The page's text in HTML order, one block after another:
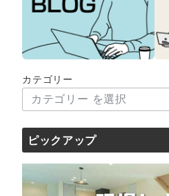
カテゴリー
ピックアップ